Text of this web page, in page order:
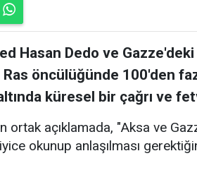
Hasan Dedo ve
Ras öncülüğünde 100'den
küresel bir çağrı ve
ortak açıklamada, "Aksa ve
okunup anlaşılması